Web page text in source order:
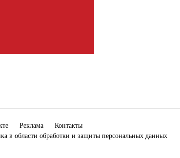
Реклама
Контакты
в области обработки и защиты персональных данных